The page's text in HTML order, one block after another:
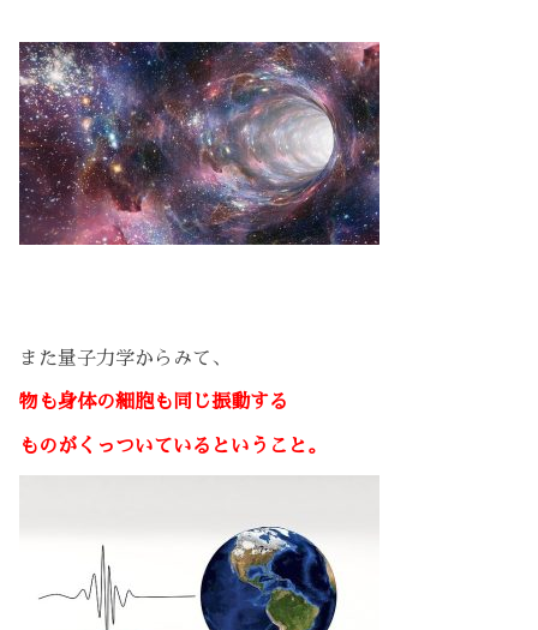
また量子力学からみて、
物も身体の細胞も同じ振動する
ものがくっついているということ。